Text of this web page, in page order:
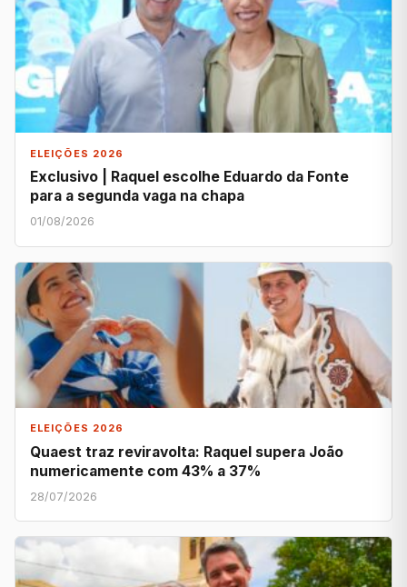
ELEIÇÕES 2026
Exclusivo | Raquel escolhe Eduardo da Fonte
para a segunda vaga na chapa
01/08/2026
ELEIÇÕES 2026
Quaest traz reviravolta: Raquel supera João
numericamente com 43% a 37%
28/07/2026